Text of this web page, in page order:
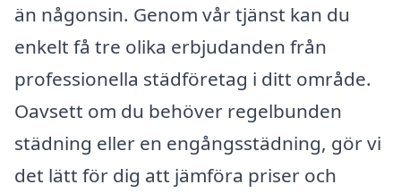
än någonsin. Genom vår tjänst kan du
enkelt få tre olika erbjudanden från
professionella städföretag i ditt område.
Oavsett om du behöver regelbunden
städning eller en engångsstädning, gör vi
det lätt för dig att jämföra priser och